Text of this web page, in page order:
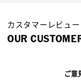
カスタマーレビュー
OUR
ご意